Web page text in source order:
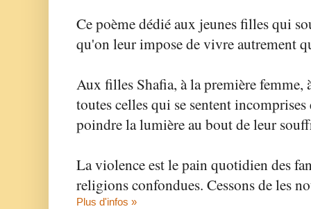
Ce poème dédié aux jeunes filles qui
qu'on leur impose de vivre autrement
Aux filles Shafia, à la première femme,
toutes celles qui se sentent
poindre la lumière au bout de leur
La violence est le pain quotidien des
religions confondues. Cessons de les
Plus d'infos »